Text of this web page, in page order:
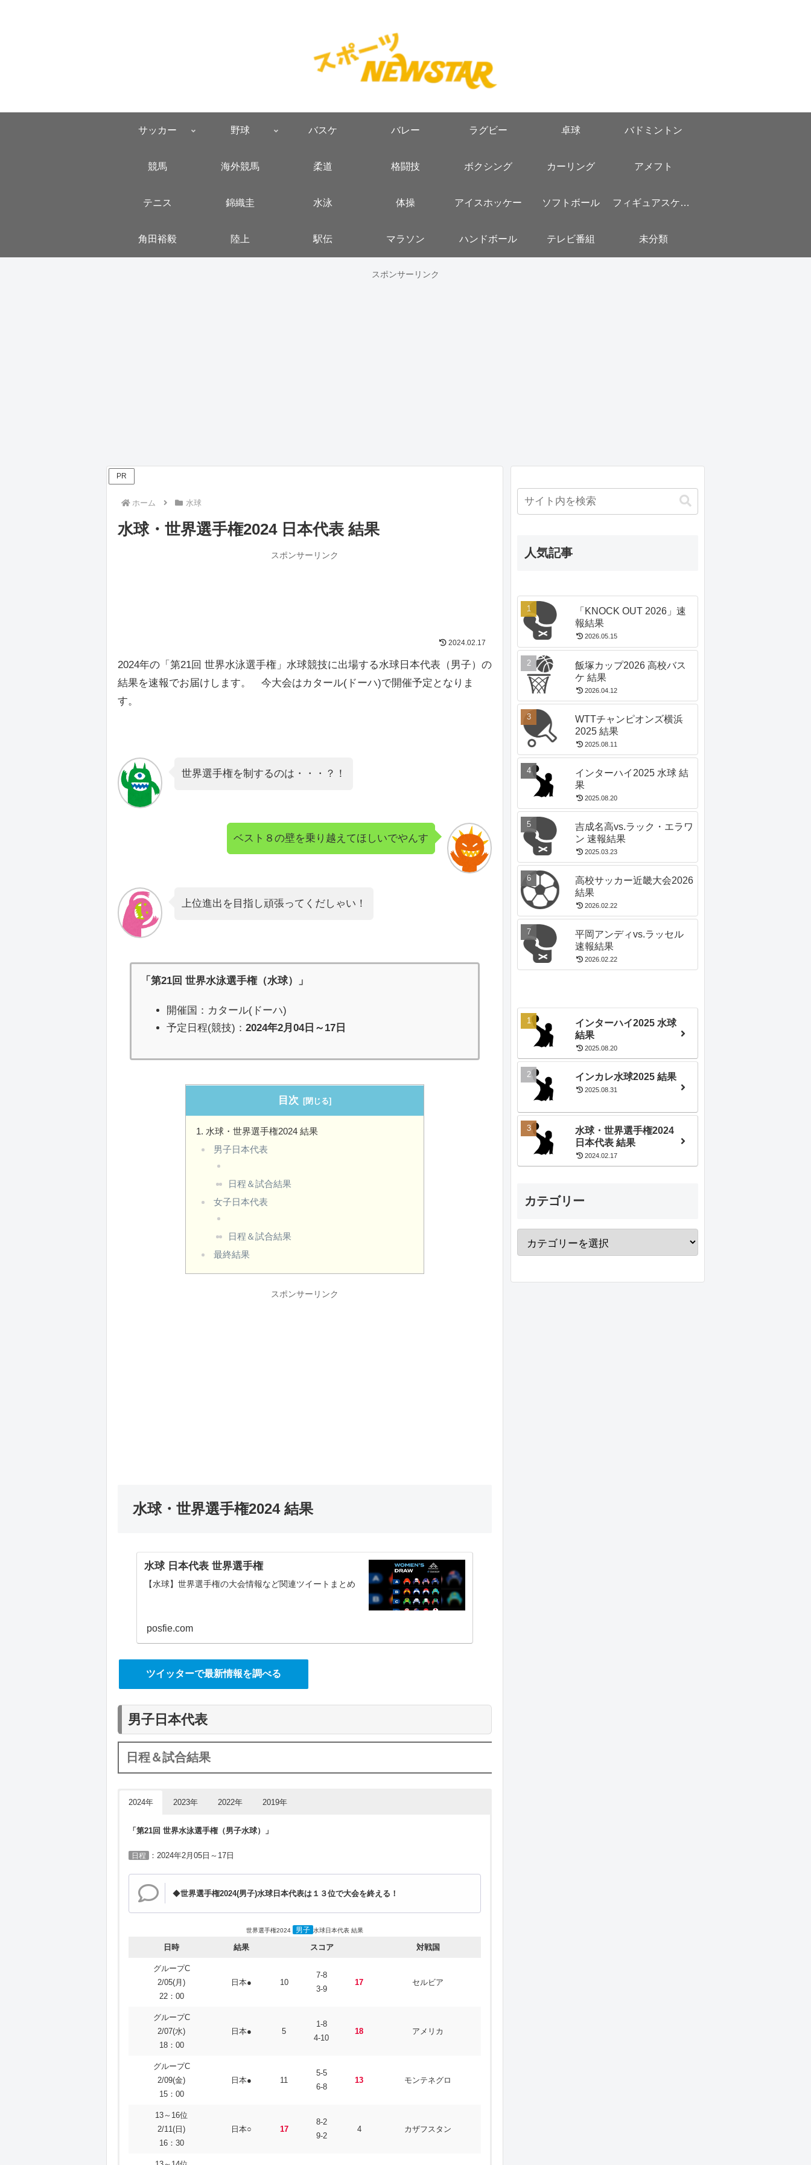
サッカー 野球 バスケ バレー ラグビー 卓球 バドミントン
競馬 海外競馬 柔道 格闘技 ボクシング カーリング アメフト
テニス 錦織圭 水泳 体操 アイスホッケー ソフトボール フィギュアスケート
角田裕毅 陸上 駅伝 マラソン ハンドボール テレビ番組 未分類
スポンサーリンク
PR
ホーム 水球
水球・世界選手権2024 日本代表 結果
スポンサーリンク
2024.02.17
2024年の「第21回 世界水泳選手権」水球競技に出場する水球日本代表（男子）の
結果を速報でお届けします。 今大会はカタール(ドーハ)で開催予定となりま
す。
世界選手権を制するのは・・・？！
ベスト８の壁を乗り越えてほしいでやんす
上位進出を目指し頑張ってくだしゃい！
「第21回 世界水泳選手権（水球）」
開催国：カタール(ドーハ)
予定日程(競技)：2024年2月04日～17日
目次
水球・世界選手権2024 結果
男子日本代表
日程＆試合結果
女子日本代表
日程＆試合結果
最終結果
スポンサーリンク
水球・世界選手権2024 結果
水球 日本代表 世界選手権
【水球】世界選手権の大会情報など関連ツイートまとめ
posfie.com
ツイッターで最新情報を調べる
男子日本代表
日程＆試合結果
2024年 2023年 2022年 2019年
「第21回 世界水泳選手権（男子水球）」
日程 ：2024年2月05日～17日
◆世界選手権2024(男子)水球日本代表は１３位で大会を終える！
世界選手権2024 男子 水球日本代表 結果
日時 結果 スコア 対戦国
グループC
2/05(月)
22：00
日本● 10
7-8
3-9
17 セルビア
グループC
2/07(水)
18：00
日本● 5
1-8
4-10
18 アメリカ
グループC
2/09(金)
15：00
日本● 11
5-5
6-8
13 モンテネグロ
13～16位
2/11(日)
16：30
日本○ 17
8-2
9-2
4 カザフスタン
人気記事
「KNOCK OUT 2026」速
報結果
2026.05.15
飯塚カップ2026 高校バス
ケ 結果
2026.04.12
WTTチャンピオンズ横浜
2025 結果
2025.08.11
インターハイ2025 水球 結
果
2025.08.20
吉成名高vs.ラック・エラワ
ン 速報結果
2025.03.23
高校サッカー近畿大会2026
結果
2026.02.22
平岡アンディvs.ラッセル
速報結果
2026.02.22
インターハイ2025 水球
結果
2025.08.20
インカレ水球2025 結果
2025.08.31
水球・世界選手権2024
日本代表 結果
2024.02.17
カテゴリー